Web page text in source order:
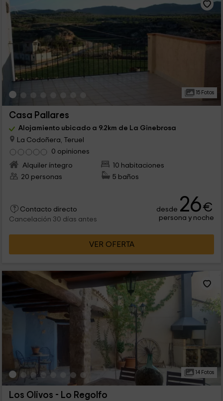
15 Fotos
Casa Pallares
Alojamiento ubicado a 9.2km de La Ginebrosa
La Codoñera, Teruel
0 opiniones
Alquiler íntegro
10 habitaciones
20 personas
5 baños
Contacto directo
Cancelación 30 días antes
desde 26€
persona y noche
VER OFERTA
14 Fotos
Los Olivos - Lo Regolfo